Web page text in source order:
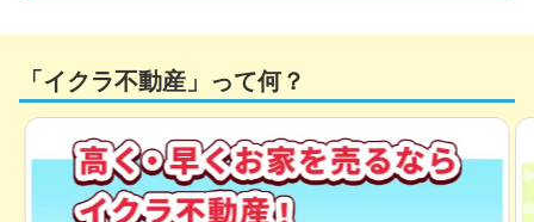
「イクラ不動産」って何？